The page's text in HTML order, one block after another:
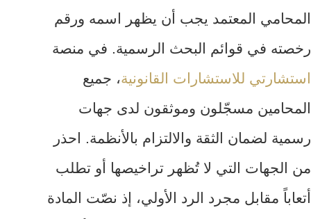
المحامي المعتمد يجب أن يظهر اسمه ورقم
رخصته في قوائم البحث الرسمية. في منصة
استشارتي للاستشارات القانونية، جميع
المحامين مسجّلون وموثقون لدى جهات
رسمية لضمان الثقة والالتزام بالأنظمة. احذر
من الجهات التي لا تُظهر تراخيصها أو تطلب
أتعاباً مقابل مجرد الرد الأولي، إذ نصّت المادة